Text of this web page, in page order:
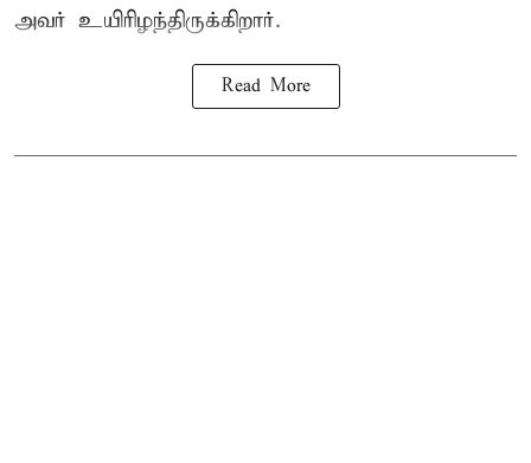
அவர் உயிரிழந்திருக்கிறார்.
Read More